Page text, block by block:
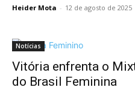
Heider Mota - 12 de agosto de 2025
Notícias
Vitória enfrenta o
do Brasil Feminina